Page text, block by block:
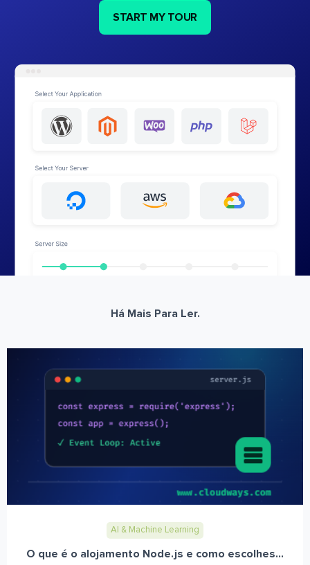
START MY TOUR
Há Mais Para Ler.
AI & Machine Learning
O que é o alojamento Node.js e como escolhes...